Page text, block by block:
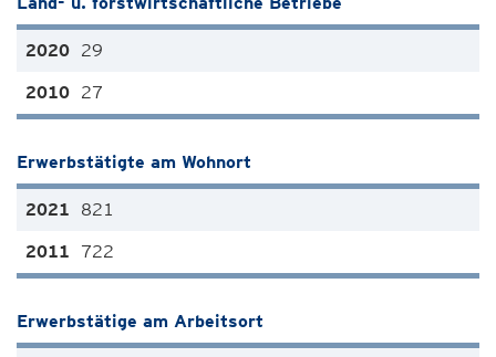
29
27
Erwerbstätigte am Wohnort
821
722
Erwerbstätige am Arbeitsort